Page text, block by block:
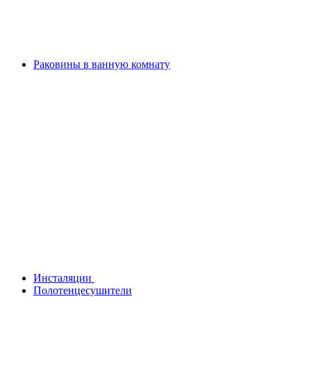
Раковины в ванную комнату
Инсталяции
Полотенцесушители